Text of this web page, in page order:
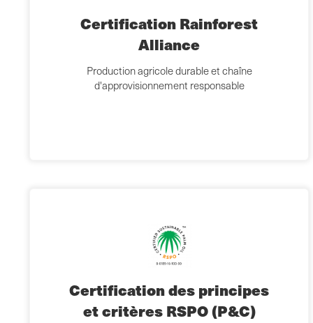
Certification Rainforest
Alliance
Production agricole durable et chaîne
d'approvisionnement responsable
Certification des principes
et critères RSPO (P&C)